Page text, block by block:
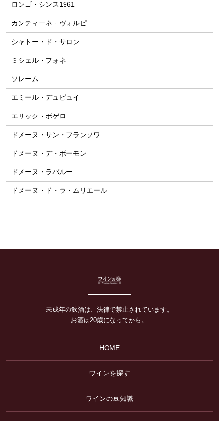
ロンゴ・シンス1961
カンティーネ・ヴォルピ
シャトー・ド・サロン
ミシェル・フォネ
ソレーム
エミール・デュピュイ
エリック・ボゲロ
ドメーヌ・サン・フランソワ
ドメーヌ・デ・ボーモン
ドメーヌ・ラパルー
ドメーヌ・ド・ラ・ムリエール
未成年の飲酒は、法律で禁止されています。
お酒は20歳になってから。
HOME
ワインを探す
ワインの豆知識